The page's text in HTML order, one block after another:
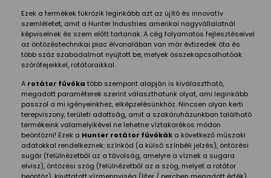
Ezek a termékek tükrözik leginkább azt az újító és innovatív
szemléletet, amit a Hunter Industries amerikai nagyvállalatnál
képviselnek és szem előtt tartanak. A cég folyamatos fejlesztéseivel
az öntözéstechnikai piac élvonalában van már évtizedek óta és
több száz szabadalmat nyújtott be, melyek összekapcsolhatóak
szórófejeikkel, rotátoraikkal.
A rotátor fúvóka több szempont alapján is kiválasztható,
megadott paraméterek szerint választhatunk olyat, ami leginkább
passzol a mi igényeinkhez, elképzelésünkhöz. Nincsen olyan kerti
terepviszony, területi adottság, amit a szakáruházunkban található
termékeink valamelyikével ne lehetne víztakarékos módon
beöntözni! Ezek a Hunter rotátor fúvókák a következő műszaki
adatokkal rendelkeznek: színkód (a külső színbéli jelzés), öntözési
sugár (felülnézetből az a távolság, amelyre a víznek a sugara
elvisz), öntözési szög (felülnézetből az a szög, melyet a rotátor